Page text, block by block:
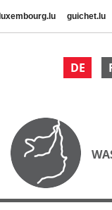
luxembourg.lu guichet.lu
DE